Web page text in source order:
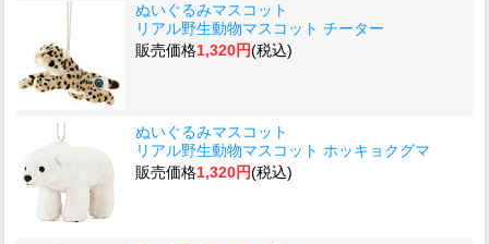
ぬいぐるみマスコット
リアル野生動物マスコット チーター
販売価格1,320円(税込)
ぬいぐるみマスコット
リアル野生動物マスコット ホッキョクグマ
販売価格1,320円(税込)